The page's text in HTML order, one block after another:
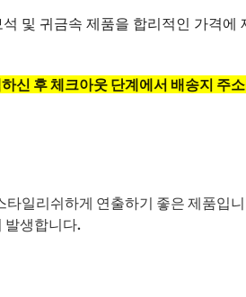
및 귀금속 제품을 합리적인 가격
신 후 체크아웃 단계에서 배송지 주
일리쉬하게 연출하기 좋은 제품입
발생합니다.